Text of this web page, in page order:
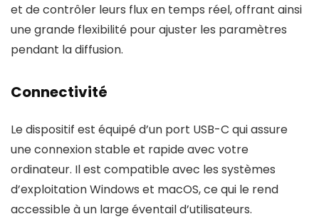
et de contrôler leurs flux en temps réel, offrant ainsi
une grande flexibilité pour ajuster les paramètres
pendant la diffusion.
Connectivité
Le dispositif est équipé d’un port USB-C qui assure
une connexion stable et rapide avec votre
ordinateur. Il est compatible avec les systèmes
d’exploitation Windows et macOS, ce qui le rend
accessible à un large éventail d’utilisateurs.